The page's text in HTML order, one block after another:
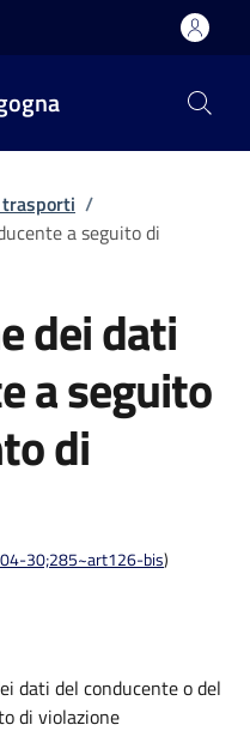
/
a seguito di
dei dati
a seguito
di
30;285~art126-bis)
dati del conducente o del
di violazione